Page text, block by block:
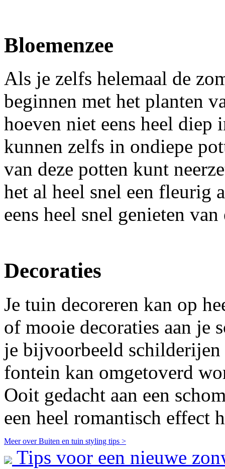
Bloemenzee
Als je zelfs helemaal de
beginnen met het planten
hoeven niet eens heel diep
kunnen zelfs in ondiepe
van deze potten kunt
het al heel snel een fleurig
eens heel snel genieten
Decoraties
Je tuin decoreren kan op
of mooie decoraties aan je
je bijvoorbeeld schilderijen
fontein kan omgetoverd
Ooit gedacht aan een
een heel romantisch effect
Meer over Buiten en tuin styling tips >
Tips voor een nieuwe